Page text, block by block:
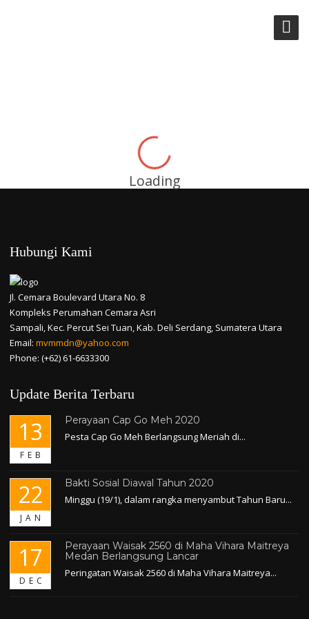
Loading
Hubungi Kami
Jl. Cemara Boulevard Utara No. 8
Kompleks Perumahan Cemara Asri
Sampali, Kec. Percut Sei Tuan, Kab. Deli Serdang, Sumatera Utara
Email: mvmmdn@yahoo.com
Phone: (+62) 61-6633300
Update Berita Terbaru
13
FEB
Perayaan Cap Go Meh 2020
Pesta Cap Go Meh Berlangsung Meriah di...
22
JAN
Bakti Sosial Diawal Tahun 2020
Minggu (19/1), dalam rangka menyambut Tahun Baru...
17
DEC
Perayaan Waisak 2560 di Maha Vihara Maitreya
Medan Berlangsung Lancar
Peringatan Waisak 2560 di Maha Vihara Maitreya...